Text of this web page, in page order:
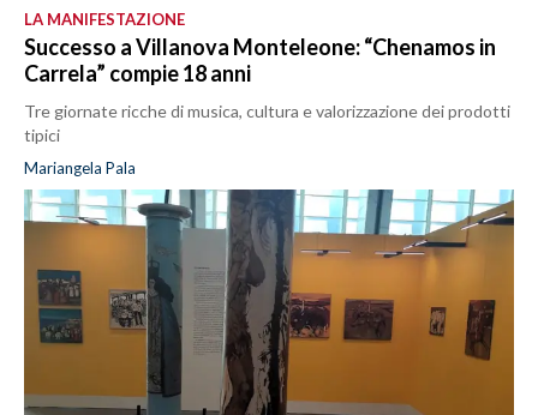
LA MANIFESTAZIONE
Successo a Villanova Monteleone: “Chenamos in
Carrela” compie 18 anni
Tre giornate ricche di musica, cultura e valorizzazione dei prodotti
tipici
Mariangela Pala